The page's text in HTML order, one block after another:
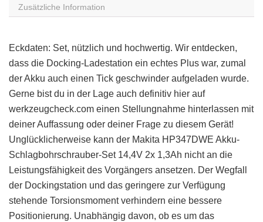
Zusätzliche Information
Eckdaten: Set, nützlich und hochwertig. Wir entdecken,
dass die Docking-Ladestation ein echtes Plus war, zumal
der Akku auch einen Tick geschwinder aufgeladen wurde.
Gerne bist du in der Lage auch definitiv hier auf
werkzeugcheck.com einen Stellungnahme hinterlassen mit
deiner Auffassung oder deiner Frage zu diesem Gerät!
Unglücklicherweise kann der Makita HP347DWE Akku-
Schlagbohrschrauber-Set 14,4V 2x 1,3Ah nicht an die
Leistungsfähigkeit des Vorgängers ansetzen. Der Wegfall
der Dockingstation und das geringere zur Verfügung
stehende Torsionsmoment verhindern eine bessere
Positionierung. Unabhängig davon, ob es um das